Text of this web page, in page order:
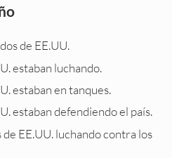
de EE.UU.
estaban luchando.
estaban en tanques.
estaban defendiendo el país.
de EE.UU. luchando contra los